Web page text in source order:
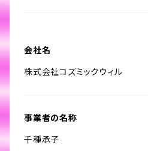
会社名
株式会社コズミックウィル
事業者の名称
千種承子